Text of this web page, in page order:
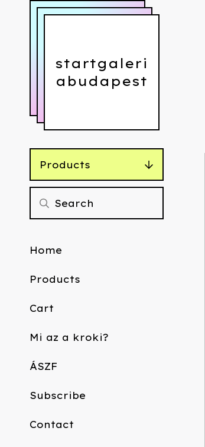
startgaleri
abudapest
Products
Home
Products
Cart
Mi az a kroki?
ÁSZF
Subscribe
Contact